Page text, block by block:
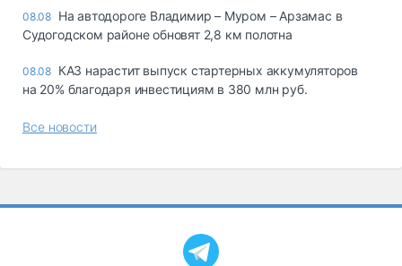
08.08 На автодороге Владимир – Муром – Арзамас в
Судогодском районе обновят 2,8 км полотна
08.08 КАЗ нарастит выпуск стартерных аккумуляторов
на 20% благодаря инвестициям в 380 млн руб.
Все новости